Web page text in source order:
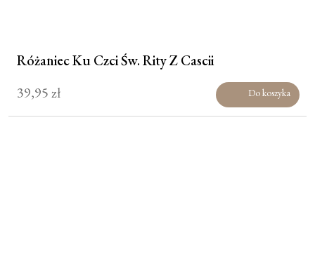
Różaniec Ku Czci Św. Rity Z Cascii
39,95zł Do koszyka